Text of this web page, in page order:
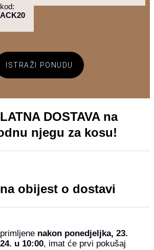
ISTRAŽI PONUDU
DOSTAVA na
njegu za kosu!
obijest o dostavi
nakon ponedjeljka, 23.
u 10:00, imat će prvi pokušaj